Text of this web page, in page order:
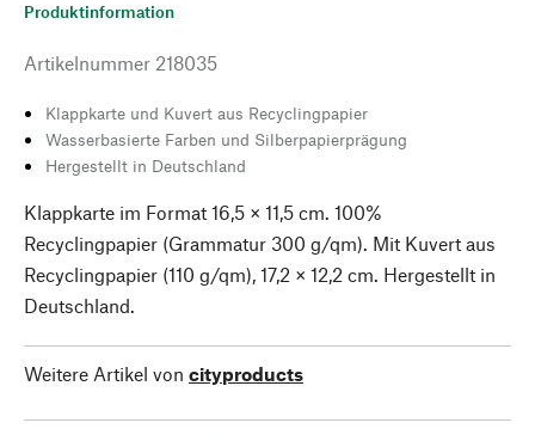
Produktinformation
Artikelnummer 218035
Klappkarte und Kuvert aus Recyclingpapier
Wasserbasierte Farben und Silberpapierprägung
Hergestellt in Deutschland
Klappkarte im Format 16,5 × 11,5 cm. 100%
Recyclingpapier (Grammatur 300 g/qm). Mit Kuvert aus
Recyclingpapier (110 g/qm), 17,2 × 12,2 cm. Hergestellt in
Deutschland.
Weitere Artikel von cityproducts